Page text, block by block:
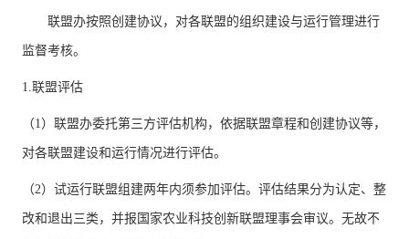
联盟办按照创建协议，对各联盟的组织建设与运行管理进行
监督考核。
1.联盟评估
（1）联盟办委托第三方评估机构，依据联盟章程和创建协议等，
对各联盟建设和运行情况进行评估。
（2）试运行联盟组建两年内须参加评估。评估结果分为认定、整
改和退出三类，并报国家农业科技创新联盟理事会审议。无故不